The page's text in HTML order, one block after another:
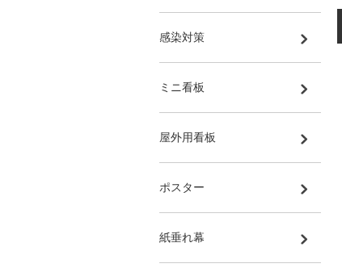
感染対策
ミニ看板
屋外用看板
ポスター
紙垂れ幕